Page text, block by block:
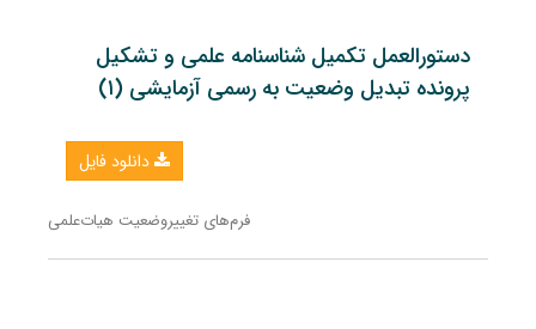
دستورالعمل تکمیل شناسنامه علمی و تشکیل
پرونده تبدیل وضعیت به رسمی آزمایشی (۱)
دانلود فایل
فرم‌های تغییروضعیت هیات‌علمی